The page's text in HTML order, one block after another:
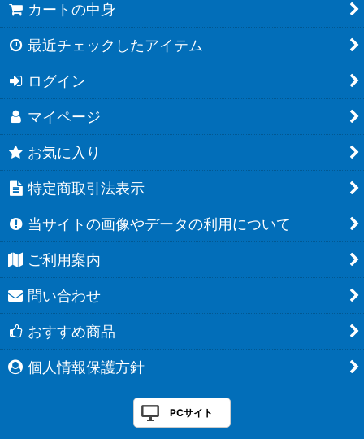
カートの中身
最近チェックしたアイテム
ログイン
マイページ
お気に入り
特定商取引法表示
当サイトの画像やデータの利用について
ご利用案内
問い合わせ
おすすめ商品
個人情報保護方針
PCサイト